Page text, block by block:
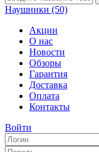
Наушники (50)
Акции
О нас
Новости
Обзоры
Гарантия
Доставка
Оплата
Контакты
Войти